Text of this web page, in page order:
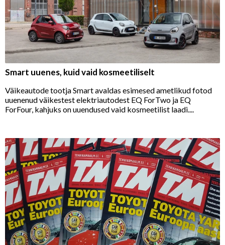
Smart uuenes, kuid vaid kosmeetiliselt
Väikeautode tootja Smart avaldas esimesed ametlikud fotod
uuenenud väikestest elektriautodest EQ ForTwo ja EQ
ForFour, kahjuks on uuendused vaid kosmeetilist laadi....